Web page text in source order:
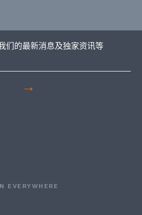
们的最新消息及独家资讯等
→
EVERYWHERE